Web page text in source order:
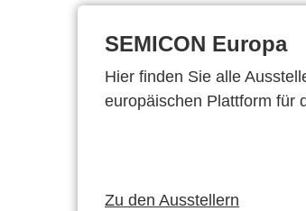
SEMICON Europa
Hier finden Sie alle
europäischen Plattform für
Zu den Ausstellern